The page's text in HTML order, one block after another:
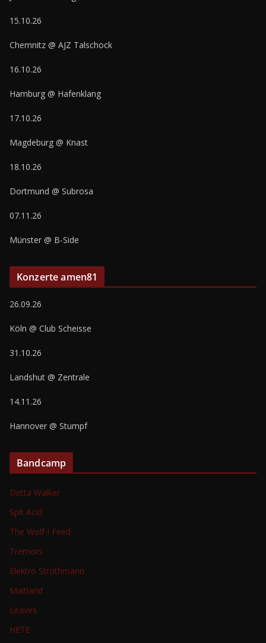
15.10.26
Chemnitz @ AJZ Talschock
16.10.26
Hamburg @ Hafenklang
17.10.26
Magdeburg @ Knast
18.10.26
Dortmund @ Subrosa
07.11.26
Münster @ B-Side
Konzerte amen81
26.09.26
Köln @ Club Scheisse
31.10.26
Landshut @ Zentrale
14.11.26
Hannover @ Stumpf
Bandcamp
Detta Walker
Spit Acid
The Wolf I Feed
Tremors
Elektro Strothmann
Maitland
Leaves
HETE